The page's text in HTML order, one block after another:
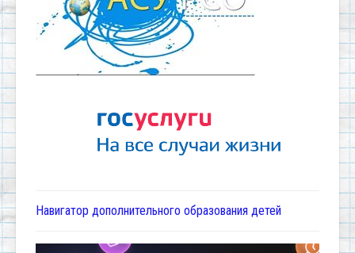
Навигатор дополнительного образования детей